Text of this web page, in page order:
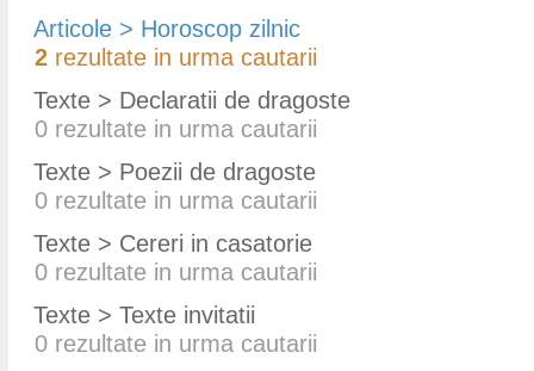
Articole > Horoscop zilnic
2 rezultate in urma cautarii
Texte > Declaratii de dragoste
0 rezultate in urma cautarii
Texte > Poezii de dragoste
0 rezultate in urma cautarii
Texte > Cereri in casatorie
0 rezultate in urma cautarii
Texte > Texte invitatii
0 rezultate in urma cautarii